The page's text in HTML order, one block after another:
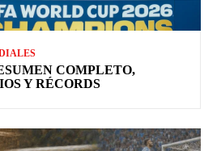
COMPLETO,
Y RÉCORDS